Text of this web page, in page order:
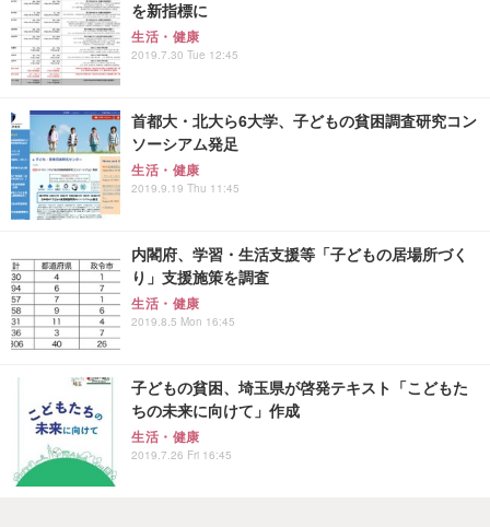
を新指標に
生活・健康
2019.7.30 Tue 12:45
首都大・北大ら6大学、子どもの貧困調査研究コン
ソーシアム発足
生活・健康
2019.9.19 Thu 11:45
内閣府、学習・生活支援等「子どもの居場所づく
り」支援施策を調査
生活・健康
2019.8.5 Mon 16:45
子どもの貧困、埼玉県が啓発テキスト「こどもた
ちの未来に向けて」作成
生活・健康
2019.7.26 Fri 16:45